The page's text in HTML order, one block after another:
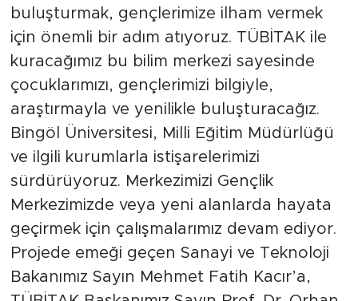
buluşturmak, gençlerimize ilham vermek
için önemli bir adım atıyoruz. TÜBİTAK ile
kuracağımız bu bilim merkezi sayesinde
çocuklarımızı, gençlerimizi bilgiyle,
araştırmayla ve yenilikle buluşturacağız.
Bingöl Üniversitesi, Milli Eğitim Müdürlüğü
ve ilgili kurumlarla istişarelerimizi
sürdürüyoruz. Merkezimizi Gençlik
Merkezimizde veya yeni alanlarda hayata
geçirmek için çalışmalarımız devam ediyor.
Projede emeği geçen Sanayi ve Teknoloji
Bakanımız Sayın Mehmet Fatih Kacır’a,